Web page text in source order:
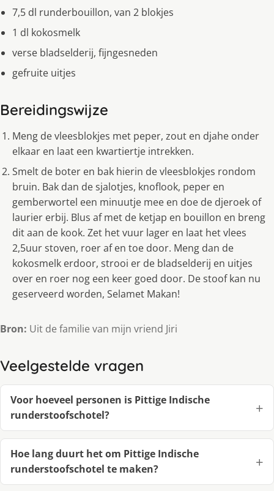
7,5 dl runderbouillon, van 2 blokjes
1 dl kokosmelk
verse bladselderij, fijngesneden
gefruite uitjes
Bereidingswijze
Meng de vleesblokjes met peper, zout en djahe onder
elkaar en laat een kwartiertje intrekken.
Smelt de boter en bak hierin de vleesblokjes rondom
bruin. Bak dan de sjalotjes, knoflook, peper en
gemberwortel een minuutje mee en doe de djeroek of
laurier erbij. Blus af met de ketjap en bouillon en breng
dit aan de kook. Zet het vuur lager en laat het vlees
2,5uur stoven, roer af en toe door. Meng dan de
kokosmelk erdoor, strooi er de bladselderij en uitjes
over en roer nog een keer goed door. De stoof kan nu
geserveerd worden, Selamet Makan!
Bron: Uit de familie van mijn vriend Jiri
Veelgestelde vragen
Voor hoeveel personen is Pittige Indische
runderstoofschotel?
Hoe lang duurt het om Pittige Indische
runderstoofschotel te maken?